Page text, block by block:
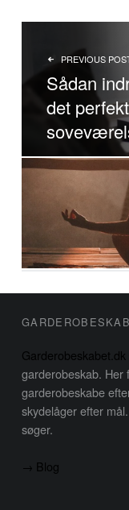
PREVIOUS
Sådan
det
FOOTER SIDEBAR
Garderobeskabet.dk
garderobeskab. Her
garderobeskabe
skydelåger efter
søger.
→ Blog